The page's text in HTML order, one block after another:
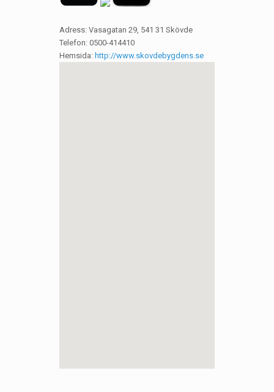
Adress: Vasagatan 29, 541 31 Skövde
Telefon: 0500-414410
Hemsida: http://www.skovdebygdens.se